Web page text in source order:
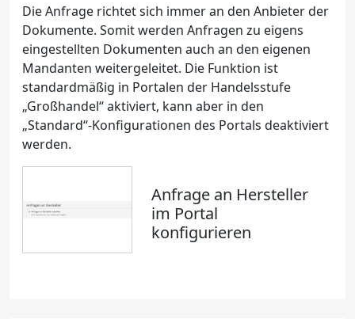
Die Anfrage richtet sich immer an den Anbieter der
Dokumente. Somit werden Anfragen zu eigens
eingestellten Dokumenten auch an den eigenen
Mandanten weitergeleitet. Die Funktion ist
standardmäßig in Portalen der Handelsstufe
„Großhandel“ aktiviert, kann aber in den
„Standard“-Konfigurationen des Portals deaktiviert
werden.
Anfrage an Hersteller
im Portal
konfigurieren